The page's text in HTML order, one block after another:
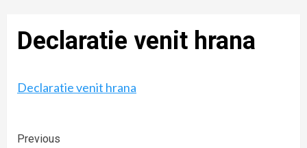
Declaratie venit hrana
Declaratie venit hrana
Previous